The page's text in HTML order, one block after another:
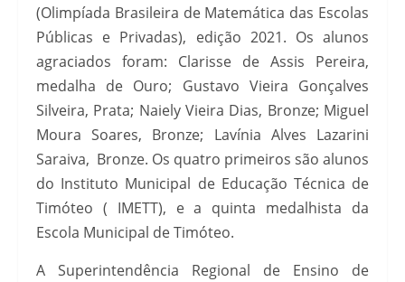
(Olimpíada Brasileira de Matemática das Escolas
Públicas e Privadas), edição 2021. Os alunos
agraciados foram: Clarisse de Assis Pereira,
medalha de Ouro; Gustavo Vieira Gonçalves
Silveira, Prata; Naiely Vieira Dias, Bronze; Miguel
Moura Soares, Bronze; Lavínia Alves Lazarini
Saraiva, Bronze. Os quatro primeiros são alunos
do Instituto Municipal de Educação Técnica de
Timóteo ( IMETT), e a quinta medalhista da
Escola Municipal de Timóteo.
A Superintendência Regional de Ensino de